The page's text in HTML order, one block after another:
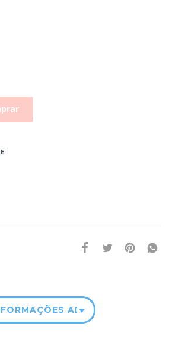
ADICIONAIS